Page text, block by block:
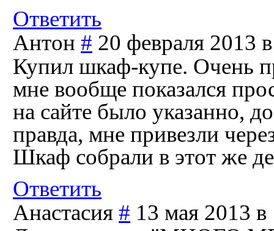
Ответить
Антон # 20 февраля 2013
Купил шкаф-купе. Очень
мне вообще показался
на сайте было указанно,
правда, мне привезли
Шкаф собрали в этот же
Ответить
Анастасия # 13 мая 2013 в